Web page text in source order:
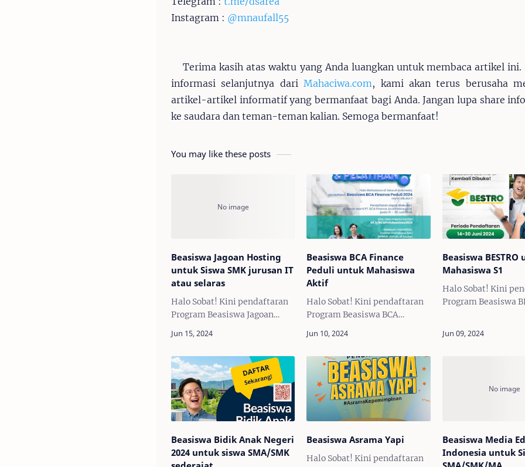
Instagram : @mnaufall55
Terima kasih atas waktu yang Anda luangkan untuk membaca artikel ini.
informasi selanjutnya dari Mahaciwa.com , kami akan terus berusaha
artikel-artikel informatif yang bermanfaat bagi Anda. Jangan lupa share
ke saudara dan teman-teman kalian. Semoga bermanfaat!
You may like these posts
Beasiswa Jagoan Hosting
untuk Siswa SMK jurusan IT
atau selaras
Halo Sobat! Kini pendaftaran
Program Beasiswa Jagoan
kamu lulusan SMK jurusan
minat pada teknologi cloud
atau hardware saa…
Beasiswa BCA Finance
Peduli untuk Mahasiswa
Aktif
Halo Sobat! Kini pendaftaran
Program Beasiswa BCA
DIBUKA! Untuk kamu
yang aktif berorganisasi dan
membutuhkan bantuan dalam
b…
Beasiswa
Mahasiswa S1
Halo Sobat! Kini
Program Beasiswa
yang terverifikasi
Beasiswa Bidik Anak Negeri
2024 untuk siswa SMA/SMK
Beasiswa Asrama Yapi
Halo Sobat! Kini pendaftaran
Beasiswa Media
Indonesia untuk